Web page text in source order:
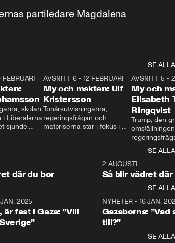
partiledare Magdalena
SE ALLA
24:30
FEBRUARI
skolan
i Liberalerna
sjunde
svars.
27:30
AVSNITT 6 •12 FEBRUARI
My och makten: Ulf
Kristersson
Tonårsutvisningarna,
regeringsfrågan och
matpriserna står i fokus i
Rohwedder ställer
statsminister Ulf Kristersson
AVSNITT 5 •
My och
Elisabeth
Ringqvist
Trump, den
centrum i
avsnittet av
Makten”. Se
Aftonbladets
Rohwedder
Thand Ring
SE ALLA
där du bor
2 AUGUSTI
Så blir vädret där
SE ALLA
2025
är fast i Gaza: ”Vill
NYHETER• 16 JAN.
Gazaborna:
till?”
SE ALLA